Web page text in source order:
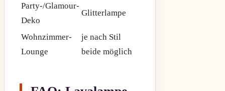
Party-/Glamour-
Deko
Glitterlampe
Wohnzimmer-
Lounge
je nach Stil
beide möglich